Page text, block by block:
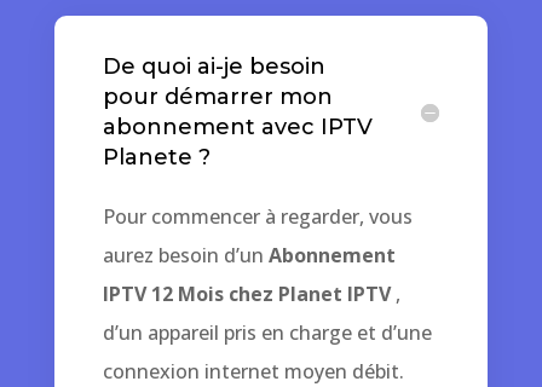
De quoi ai-je besoin
pour démarrer mon
abonnement avec IPTV
Planete ?
Pour commencer à regarder, vous
aurez besoin d’un Abonnement
IPTV 12 Moischez Planet IPTV,
d’un appareil pris en charge et d’une
connexion internet moyen débit.